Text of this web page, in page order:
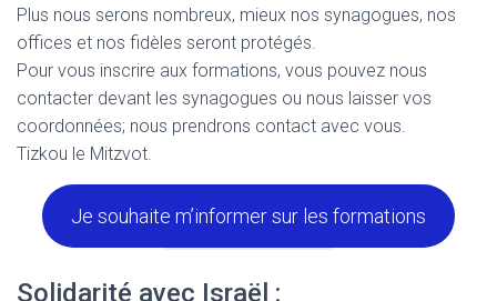
Plus nous serons nombreux, mieux nos synagogues, nos
offices et nos fidèles seront protégés.
Pour vous inscrire aux formations, vous pouvez nous
contacter devant les synagogues ou nous laisser vos
coordonnées; nous prendrons contact avec vous.
Tizkou le Mitzvot.
Je souhaite m’informer sur les formations
Solidarité avec Israël :